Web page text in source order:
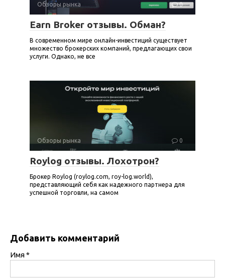
Обзоры рынка 0
Earn Broker отзывы. Обман?
В современном мире онлайн-инвестиций существует
множество брокерских компаний, предлагающих свои
услуги. Однако, не все
Обзоры рынка 0
Roylog отзывы. Лохотрон?
Брокер Roylog (roylog.com, roy-log.world),
представляющий себя как надежного партнера для
успешной торговли, на самом
Добавить комментарий
Имя*